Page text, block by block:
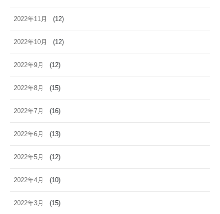
2022年11月 (12)
2022年10月 (12)
2022年9月 (12)
2022年8月 (15)
2022年7月 (16)
2022年6月 (13)
2022年5月 (12)
2022年4月 (10)
2022年3月 (15)